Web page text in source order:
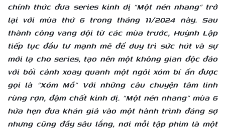
chính thức đưa series kinh dị “Một nén nhang” trở
lại với mùa thứ 6 trong tháng 11/2024 này. Sau
thành công vang dội từ các mùa trước, Huỳnh Lập
tiếp tục đầu tư mạnh mẽ để duy trì sức hút và sự
mới lạ cho series, tạo nên một không gian độc đáo
với bối cảnh xoay quanh một ngôi xóm bí ẩn được
gọi là “Xóm Mồ” Với những câu chuyện tâm linh
rùng rợn, đậm chất kinh dị. “Một nén nhang” mùa 6
hứa hẹn đưa khán giả vào một hành trình đáng sợ
nhưng cũng đầy sâu lắng, nơi mỗi tập phim là một